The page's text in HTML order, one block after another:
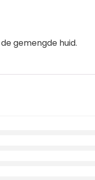
gemengde huid.